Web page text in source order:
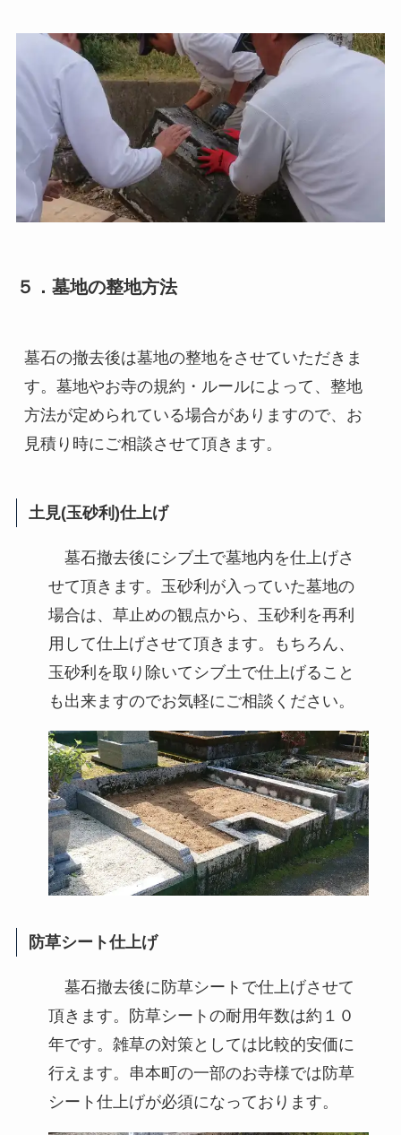
５．墓地の整地方法
墓石の撤去後は墓地の整地をさせていただきま
す。墓地やお寺の規約・ルールによって、整地
方法が定められている場合がありますので、お
見積り時にご相談させて頂きます。
土見(玉砂利)仕上げ
墓石撤去後にシブ土で墓地内を仕上げさ
せて頂きます。玉砂利が入っていた墓地の
場合は、草止めの観点から、玉砂利を再利
用して仕上げさせて頂きます。もちろん、
玉砂利を取り除いてシブ土で仕上げること
も出来ますのでお気軽にご相談ください。
防草シート仕上げ
墓石撤去後に防草シートで仕上げさせて
頂きます。防草シートの耐用年数は約１０
年です。雑草の対策としては比較的安価に
行えます。串本町の一部のお寺様では防草
シート仕上げが必須になっております。